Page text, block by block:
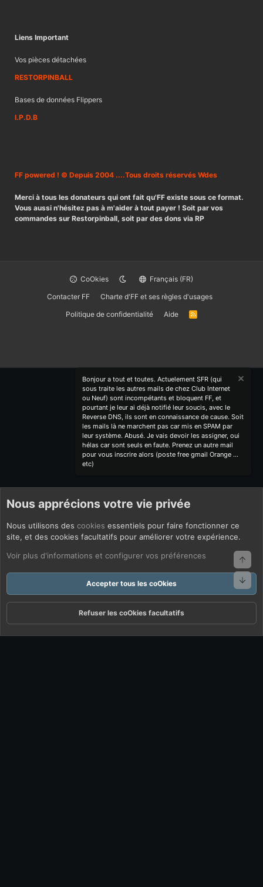
Liens Important
Vos pièces détachées
RESTORPINBALL
Bases de données Flippers
I.P.D.B
FF powered ! © Depuis 2004 ....Tous droits réservés Wdes
Merci à tous les donateurs qui ont fait qu'FF existe sous ce format.
Vous aussi n'hésitez pas à m'aider à tout payer ! Soit par vos
commandes sur Restorpinball, soit par des dons via RP
CoOkies
Français (FR)
Contacter FF
Charte d'FF et ses règles d'usages
Politique de confidentialité
Aide
R
Bonjour a tout et toutes. Actuelement SFR (qui
sous traite les autres mails de chez Club Internet
ou Neuf) sont incompétants et bloquent FF, et
pourtant je leur ai déjà notifié leur soucis, avec le
Reverse DNS, ils sont en connaissance de cause. Soit
les mails là ne marchent pas car mis en SPAM par
leur système. Abusé. Je vais devoir les assigner, oui
hélas car sont seuls en faute. Prenez un autre mail
pour vous inscrire alors (poste free gmail Orange ...
etc)
Nous apprécions votre vie privée
Nous utilisons des cookies essentiels pour faire fonctionner ce
site, et des cookies facultatifs pour améliorer votre expérience.
Voir plus d'informations et configurer vos préférences
Accepter tous les coOkies
Refuser les coOkies facultatifs